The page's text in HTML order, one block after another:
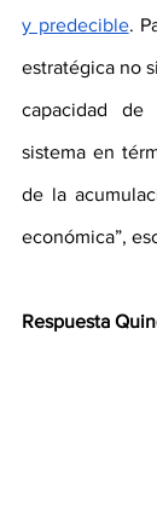
y predecible.
estratégica no
capacidad
sistema en
de la
económica”,
Respuesta